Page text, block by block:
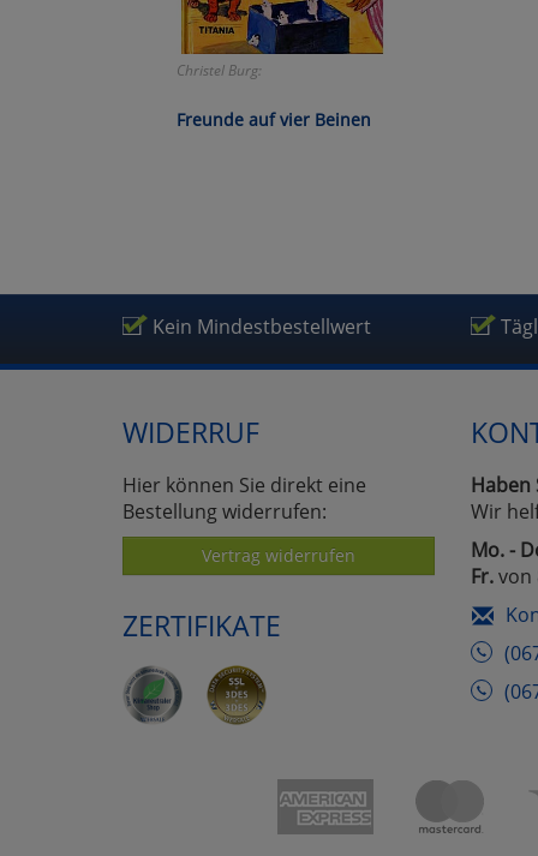
Christel Burg:
Freunde auf vier Beinen
Kein Mindestbestellwert
WIDERRUF
Hier können Sie direkt eine
Bestellung widerrufen:
Vertrag widerrufen
ZERTIFIKATE
Haben
Wir
Mo. -
Fr.von